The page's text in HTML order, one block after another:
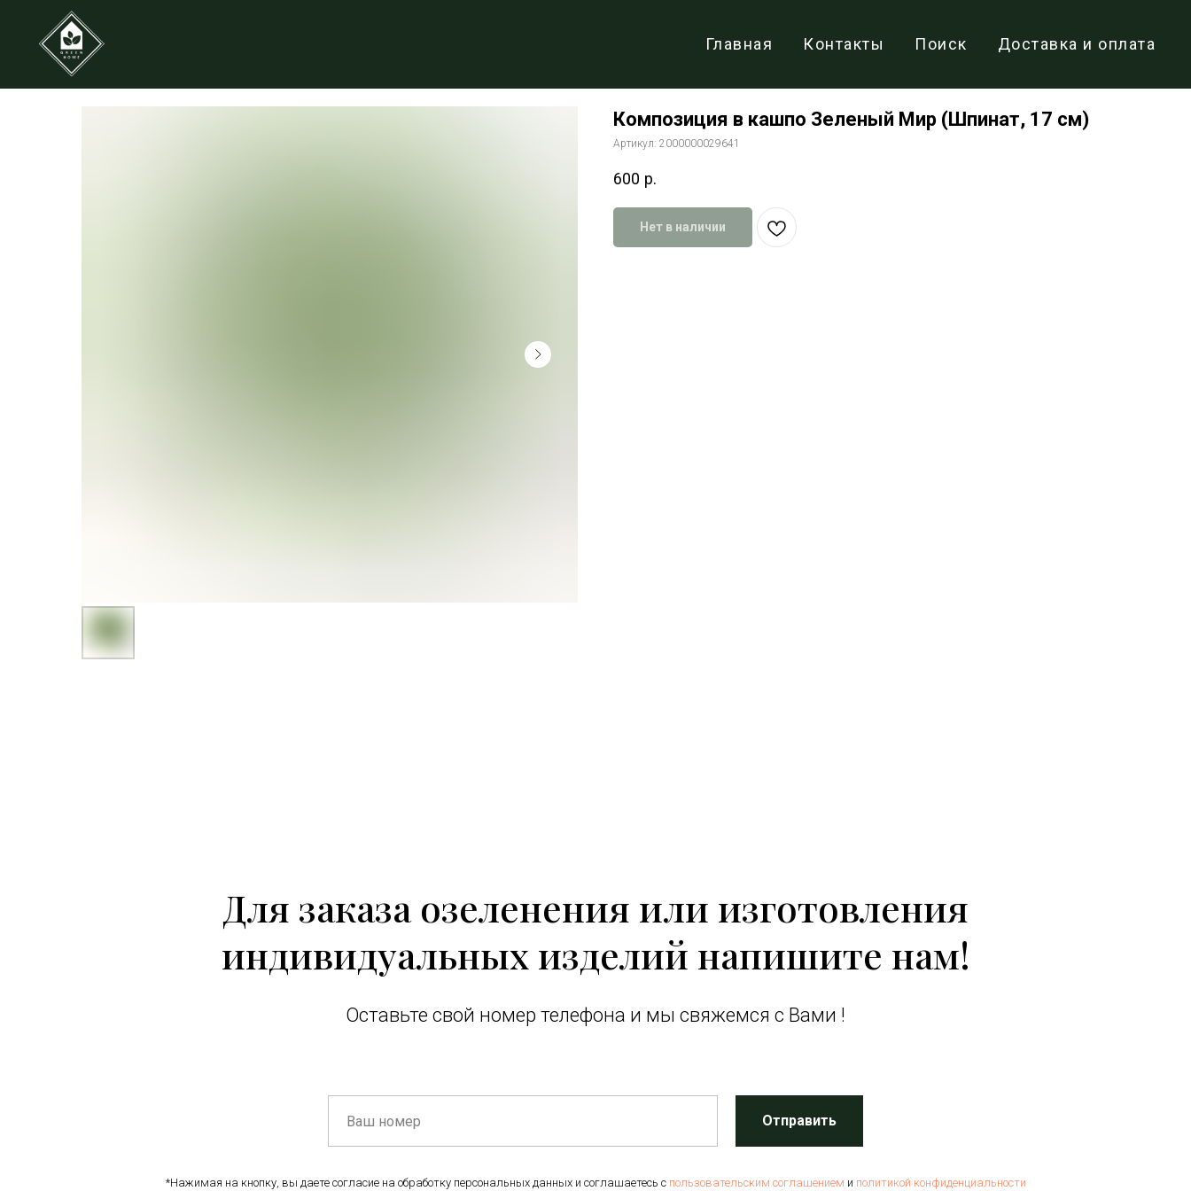
Главная Контакты Поиск Доставка и оплата
Композиция в кашпо Зеленый Мир (Шпинат, 17 см)
Артикул: 2000000029641
600 р.
Нет в наличии
Для заказа озеленения или изготовления
индивидуальных изделий напишите нам!
Оставьте свой номер телефона и мы свяжемся с Вами !
Отправить
*Нажимая на кнопку, вы даете согласие на обработку персональных данных и соглашаетесь c пользовательским соглашением и политикой конфиденциальности